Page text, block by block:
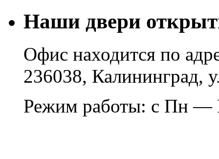
Наши двери
Офис находится по
236038, Калининград,
Режим работы: с Пн —